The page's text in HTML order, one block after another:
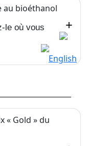
le où vous
+